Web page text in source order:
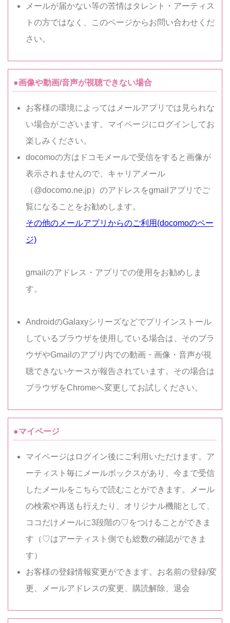
メールが届かない等の苦情はタレント・アーティス
トの方ではなく、このページからお問い合わせくだ
さい。
●画像や動画/音声が視聴できない場合
お客様の環境によってはメールアプリでは見られな
い場合がございます。マイページにログインしてお
楽しみください。
docomoの方はドコモメールで受信をすると画像が
表示されませんので、キャリアメール
（@docomo.ne.jp）のアドレスをgmailアプリでご
覧になることをお勧めします。
その他のメールアプリからのご利用(docomoのペー
ジ)
gmailのアドレス・アプリでの使用をお勧めしま
す。
AndroidのGalaxyシリーズなどでプリインストール
しているブラウザを使用している場合は、そのブラ
ウザやGmailのアプリ内での動画・画像・音声が視
聴できないケースが報告されています。その場合は
ブラウザをChromeへ変更してお試しください。
●マイページ
マイページはログイン後にご利用いただけます。ア
ーティスト毎にメールボックスがあり、今まで受信
したメールをこちらで読むことができます。メール
の検索や再送も行えたり、オリジナル機能として、
ココだけメールに3段階の♡をつけることができま
す（♡はアーティスト側でも総数の確認ができま
す）
お客様の登録情報変更ができます。お名前の登録/変
更、メールアドレスの変更、購読解除、退会